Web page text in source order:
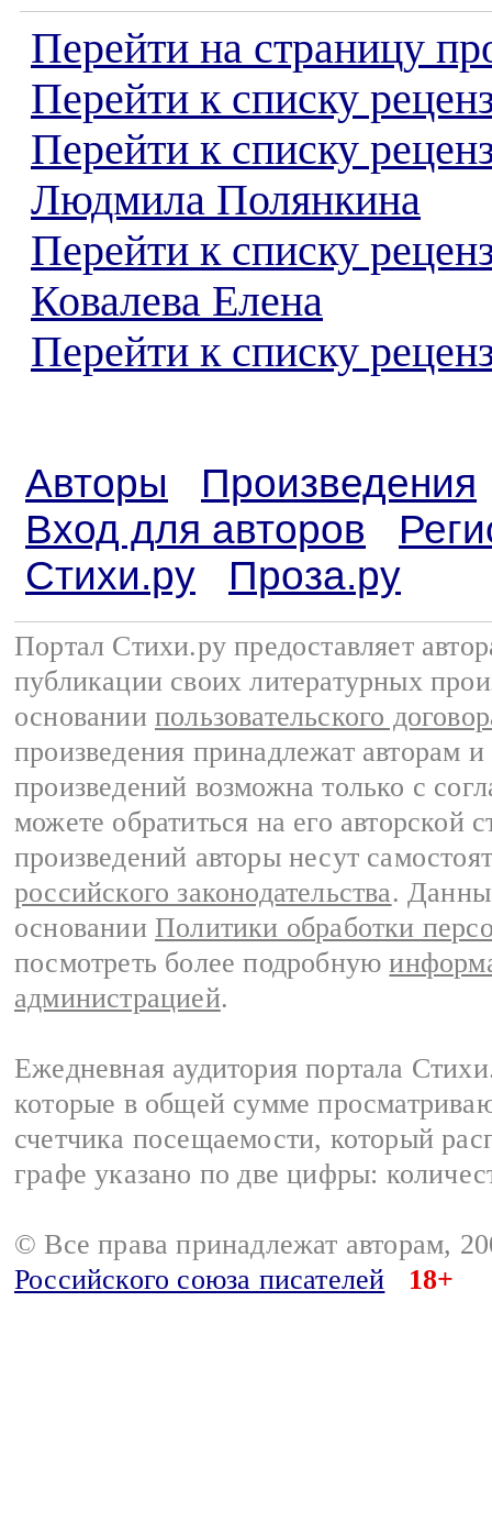
Перейти на страницу
Перейти к списку
Перейти к списку
Людмила Полянкина
Перейти к списку
Ковалева Елена
Перейти к списку
Авторы
Произведения
Вход для авторов
Стихи.ру
Проза.ру
Портал Стихи.ру предоставляет
публикации своих литературных
основании пользовательского
произведения принадлежат авторам
произведений возможна только с
можете обратиться на его авторской
произведений авторы несут
российского законодательства.
основании Политики обработки
посмотреть более подробную
администрацией.
Ежедневная аудитория портала
которые в общей сумме
счетчика посещаемости, который
графе указано по две цифры:
© Все права принадлежат авторам,
Российского союза писателей
18+